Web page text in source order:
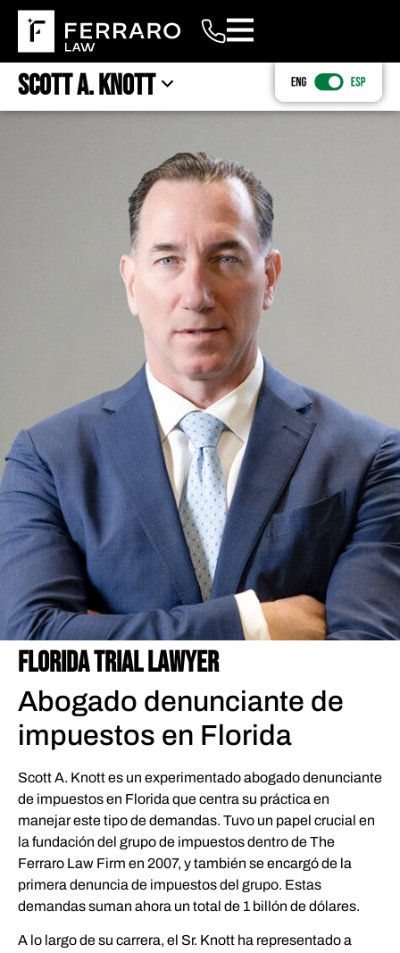
Scott A. Knott
TABLA DE CONTENIDOS
(833) 497-4225
FLORIDA TRIAL LAWYER
ABOGADO DENUNCIANTE DE IMPUESTOS EN FLORIDA
ASOCIACIONES PROFESIONALES
IMPLICACIÓN CON LA COMUNIDAD
RESULTADOS DE CASOS
ARTÍCULOS RELACIONADOS
EQUIPO
MILES DE MILLONES DE DÓLARES
RECUPERADA PARA NUESTRAS CLIENTAS
CONSULTA DE CASO GRATUITA
FLORIDA TRIAL LAWYER
Abogado denunciante de
impuestos en Florida
Scott A. Knott es un experimentado abogado denunciante
de impuestos en Florida que centra su práctica en
manejar este tipo de demandas. Tuvo un papel crucial en
la fundación del grupo de impuestos dentro de The
Ferraro Law Firm en 2007, y también se encargó de la
primera denuncia de impuestos del grupo. Estas
demandas suman ahora un total de 1 billón de dólares.
A lo largo de su carrera, el Sr. Knott ha representado a